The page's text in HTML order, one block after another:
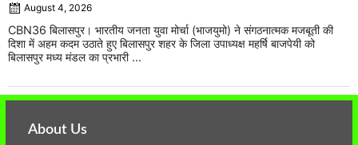
August 4, 2026
CBN36 बिलासपुर। भारतीय जनता युवा मोर्चा (भाजयुमो) ने संगठनात्मक मजबूती की
दिशा में अहम कदम उठाते हुए बिलासपुर शहर के जिला उपाध्यक्ष महर्षि बाजपेयी को
बिलासपुर मध्य मंडल का प्रभारी ...
About Us